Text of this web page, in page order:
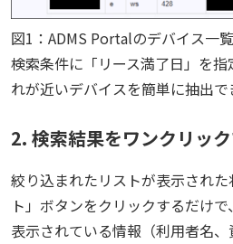
図1：ADMS Portalのデバイス一
検索条件に「リース満了日」を
れが近いデバイスを簡単に抽出で
2. 検索結果をワンクリッ
絞り込まれたリストが表示された
ト」ボタンをクリックするだけで、
表示されている情報（利用者名